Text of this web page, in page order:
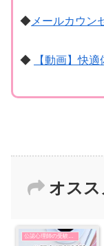
◆ メールカウン
◆ 【動画】快
オス
公認心理師の受験勉強